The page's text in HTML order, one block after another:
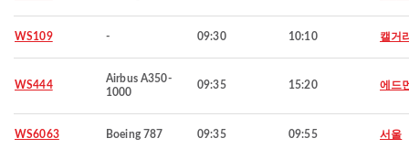
WS109 - 09:30 10:10 캘거
WS444
Airbus A350-
1000
09:35 15:20 에드
WS6063 Boeing 787 09:35 09:55 서울